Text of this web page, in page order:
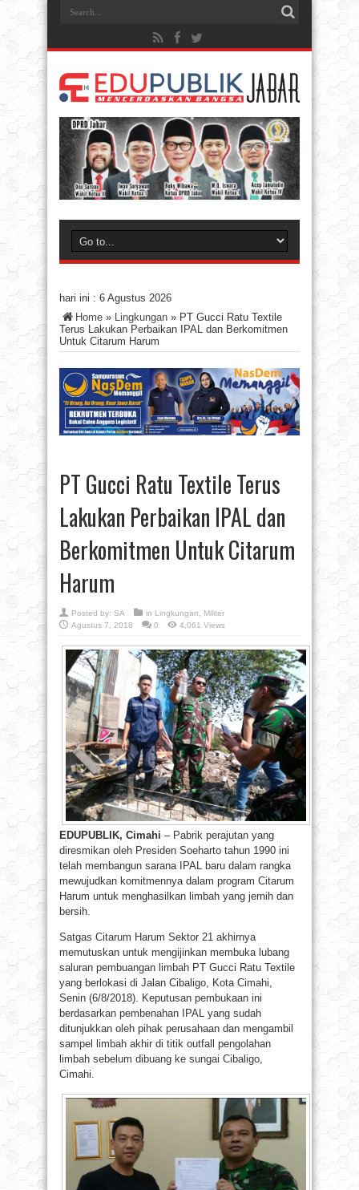
hari ini : 6 Agustus 2026
Home » Lingkungan » PT Gucci Ratu Textile
Terus Lakukan Perbaikan IPAL dan Berkomitmen
Untuk Citarum Harum
PT Gucci Ratu Textile Terus
Lakukan Perbaikan IPAL dan
Berkomitmen Untuk Citarum
Harum
Posted by: SA in Lingkungan
Militer
Agustus 7, 2018
0 4,061 Views
EDUPUBLIK, Cimahi – Pabrik perajutan yang
diresmikan oleh Presiden Soeharto tahun 1990 ini
telah membangun sarana IPAL baru dalam rangka
mewujudkan komitmennya dalam program Citarum
Harum untuk menghasilkan limbah yang jernih dan
bersih.
Satgas Citarum Harum Sektor 21 akhirnya
memutuskan untuk mengijinkan membuka lubang
saluran pembuangan limbah PT Gucci Ratu Textile
yang berlokasi di Jalan Cibaligo, Kota Cimahi,
Senin (6/8/2018). Keputusan pembukaan ini
berdasarkan pembenahan IPAL yang sudah
ditunjukkan oleh pihak perusahaan dan mengambil
sampel limbah akhir di titik outfall pengolahan
limbah sebelum dibuang ke sungai Cibaligo,
Cimahi.